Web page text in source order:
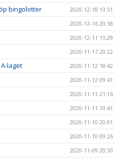
bingolotter 2020-12-18 13:51
2020-12-16 20:38
2020-12-11 15:29
2020-11-17 20:22
laget 2020-11-12 18:42
2020-11-12 09:41
2020-11-11 21:16
2020-11-11 10:41
2020-11-10 20:01
2020-11-10 09:26
2020-11-09 20:30